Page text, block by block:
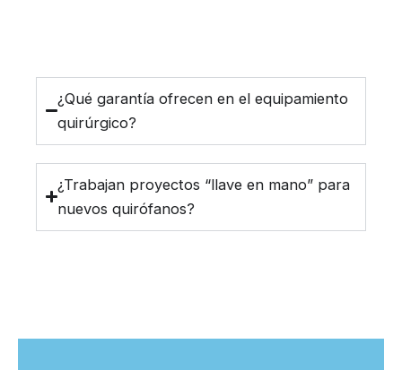
¿Qué garantía ofrecen en el equipamiento
quirúrgico?
¿Trabajan proyectos “llave en mano” para
nuevos quirófanos?